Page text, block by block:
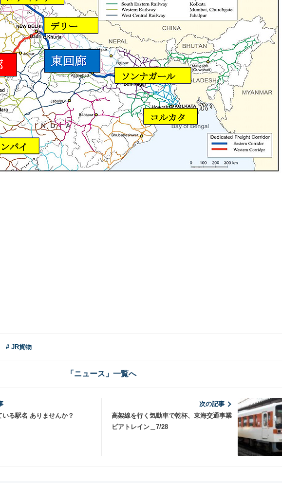
# JR貨物
「ニュース」一覧へ
いる駅名 ありませんか？
次の記事
高架線を行く気動車で乾杯、東海交通事業
ビアトレイン＿7/28